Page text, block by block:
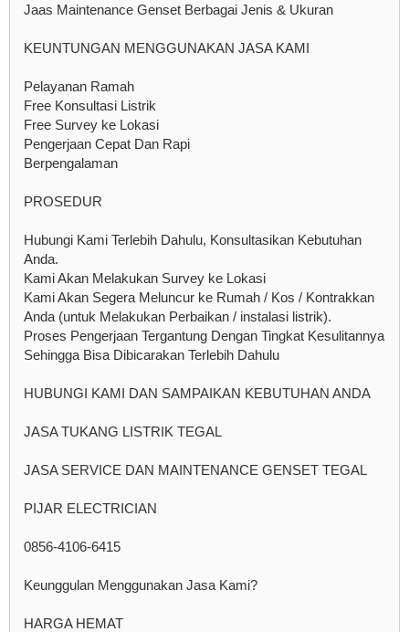
Jaas Maintenance Genset Berbagai Jenis & Ukuran
KEUNTUNGAN MENGGUNAKAN JASA KAMI
Pelayanan Ramah
Free Konsultasi Listrik
Free Survey ke Lokasi
Pengerjaan Cepat Dan Rapi
Berpengalaman
PROSEDUR
Hubungi Kami Terlebih Dahulu, Konsultasikan Kebutuhan
Anda.
Kami Akan Melakukan Survey ke Lokasi
Kami Akan Segera Meluncur ke Rumah / Kos / Kontrakkan
Anda (untuk Melakukan Perbaikan / instalasi listrik).
Proses Pengerjaan Tergantung Dengan Tingkat Kesulitannya
Sehingga Bisa Dibicarakan Terlebih Dahulu
HUBUNGI KAMI DAN SAMPAIKAN KEBUTUHAN ANDA
JASA TUKANG LISTRIK TEGAL
JASA SERVICE DAN MAINTENANCE GENSET TEGAL
PIJAR ELECTRICIAN
0856-4106-6415
Keunggulan Menggunakan Jasa Kami?
HARGA HEMAT